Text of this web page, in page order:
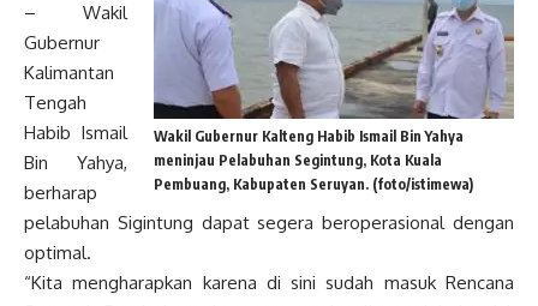
Wakil Gubernur Kalteng Habib Ismail Bin Yahya
meninjau Pelabuhan Segintung, Kota Kuala
Pembuang, Kabupaten Seruyan. (foto/istimewa)
– Wakil
Gubernur
Kalimantan
Tengah
Habib Ismail
Bin Yahya,
berharap
pelabuhan Sigintung dapat segera beroperasional dengan
optimal.
“Kita mengharapkan karena di sini sudah masuk Rencana